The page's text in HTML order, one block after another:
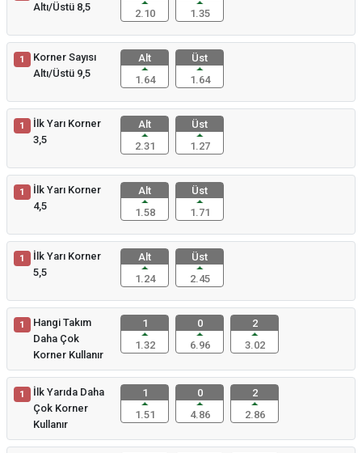
Altı/Üstü 8,5
2.10
1.35
1
Korner Sayısı
Altı/Üstü 9,5
Alt
1.64
Üst
1.64
1
İlk Yarı Korner
3,5
Alt
2.31
Üst
1.27
1
İlk Yarı Korner
4,5
Alt
1.58
Üst
1.71
1
İlk Yarı Korner
5,5
Alt
1.24
Üst
2.45
1
Hangi Takım
Daha Çok
Korner Kullanır
1
1.32
0
6.96
2
3.02
1
İlk Yarıda Daha
Çok Korner
Kullanır
1
1.51
0
4.86
2
2.86